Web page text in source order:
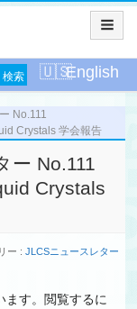
English
No.111
Crystals 学会報告
ー No.111
Crystals
ー :JLCSニュースレター
ます。閲覧するに